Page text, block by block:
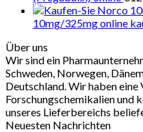
10mg/325mg online
Über uns
Wir sind ein
Schweden, Norwegen,
Deutschland. Wir haben eine
Forschungschemikalien und
unseres Lieferbereichs
Neuesten Nachrichten